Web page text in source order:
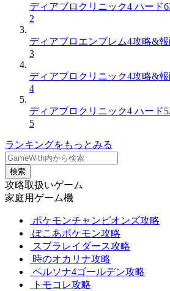
ディアブロクリニック4 ハード
2
ディアブロエンブレム4攻略&
3
ディアブロクリニック4攻略&
4
ディアブロクリニック4 ハード
5
ランキングをもっとみる
検索
攻略取扱いゲーム
家庭用ゲーム機
ポケモンチャンピオンズ攻略
ぽこあポケモン攻略
スプラレイダース攻略
時のオカリナ攻略
ペルソナ4ゴールデン攻略
トモコレ攻略